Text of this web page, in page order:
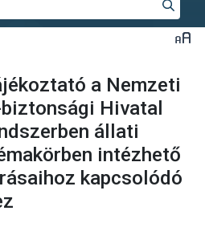
a Nemzeti
Hivatal
állati
intézhető
kapcsolódó